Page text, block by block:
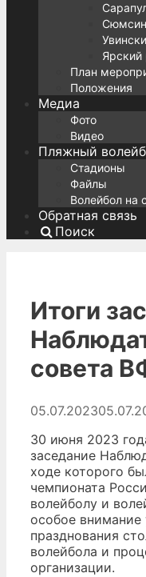
Ярский
План
Положения
Медиа
Фото
Видео
Пляжный
Стадионы
Файлы
Волейбол на
Обратная связь
Поиск
Итоги
совета
05.07.2023
30 июня 2023
заседание
ходе которого
чемпионата
волейболу и
особое
празднования
волейбола и
организации.